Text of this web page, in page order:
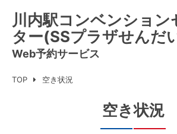
川内駅コンベンション
ター(SSプラザせんだ
Web予約サービス
TOP 空き状況
空き状況